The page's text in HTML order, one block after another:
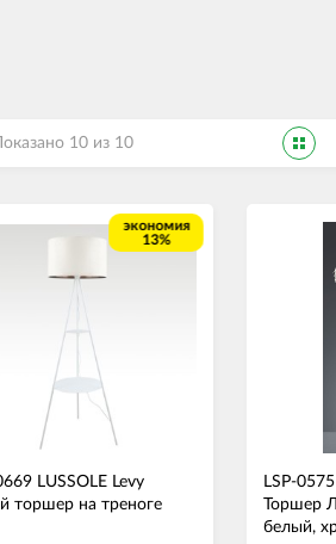
10 из 10
экономия
13%
LUSSOLE Levy
торшер на треноге
LSP-
Торшер
белый,